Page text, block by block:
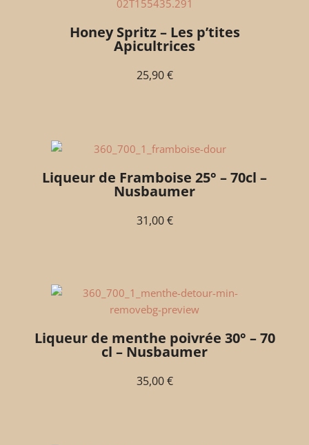
Honey Spritz – Les p’tites
Apicultrices
25,90€
Liqueur de Framboise 25° – 70cl –
Nusbaumer
31,00€
Liqueur de menthe poivrée 30° – 70
cl – Nusbaumer
35,00€